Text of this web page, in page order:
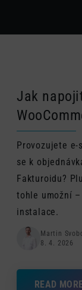
Jak
Provozujete e-
se k
Fakturoidu?
tohle umožní
instalace.
Martin
8. 4. 2026
READ MORE